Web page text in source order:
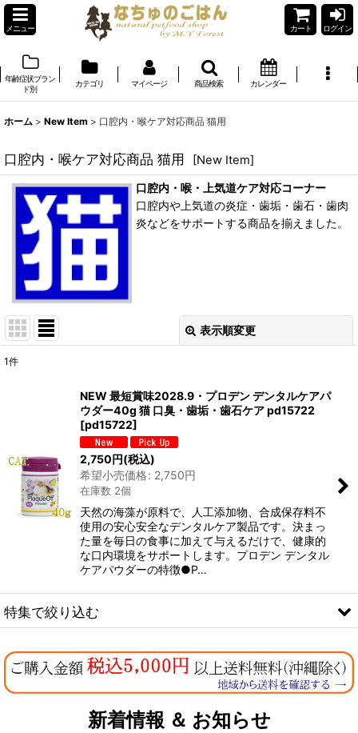
メニュー カート ログイン
年齢症状ブラン
ド別
カテゴリ マイページ 商品検索 カレンダー
ホーム > New Item > 口腔内・喉ケア対応商品 猫用
口腔内・喉ケア対応商品 猫用 [New Item]
口腔内・喉・上気道ケア対応コーナー
口腔内や上気道の炎症・歯垢・歯石・歯肉
炎などをサポートする商品を揃えました。
表示順変更
1件
NEW 最短賞味2028.9・プロデン デンタルケアパ
ウダー40g 猫 口臭・歯垢・歯石ケア pd15722
[pd15722]
2,750円(税込)
希望小売価格: 2,750円
在庫数 2個
天然の海藻が原料で、人工添加物、合成保存料不
使用の安心安全なデンタルケア製品です。決まっ
た量を毎日の食事に加えて与えるだけで、健康的
な口内環境をサポートします。プロデン デンタル
ケアパウダーの特徴●P…
特集で絞り込む
なちゅのオリジナルセット
お試しドライフード少量パック犬用
新着情報 ＆ お知らせ